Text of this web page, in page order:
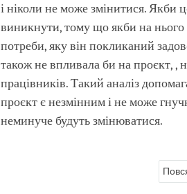
і ніколи не може змінитися. Якби
виникнути, тому що якби на
потреби, яку він покликаний
також не впливала би на проєкт, ,
працівників. Такий аналіз
проєкт є незмінним і не може
неминуче будуть змінюватися.